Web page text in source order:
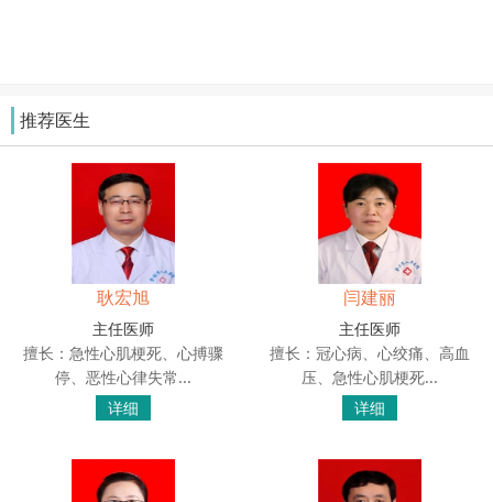
推荐医生
耿宏旭
主任医师
擅长：急性心肌梗死、心搏骤
停、恶性心律失常...
详细
闫建丽
主任医师
擅长：冠心病、心绞痛、高血
压、急性心肌梗死...
详细